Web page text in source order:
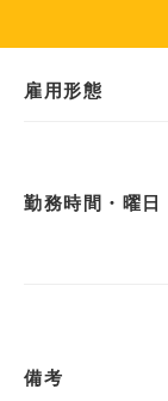
雇用形態
勤務時間・曜日
備考